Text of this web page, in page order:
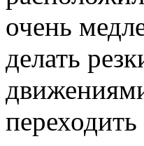
очень
делать